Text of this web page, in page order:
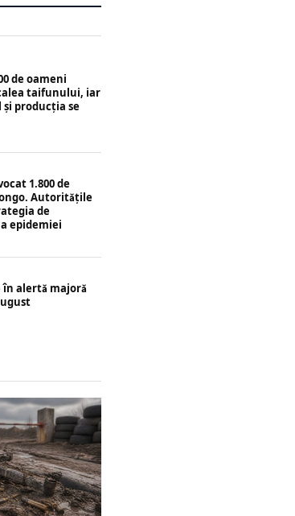
de oameni
taifunului, iar
producția se
1.800 de
Autoritățile
de
epidemiei
în alertă majoră